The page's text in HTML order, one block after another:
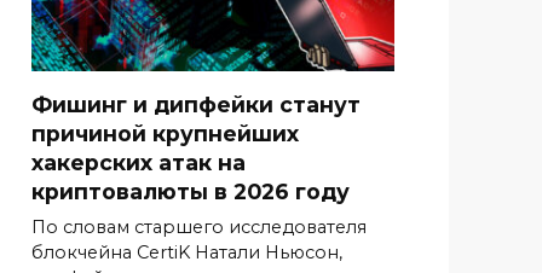
Фишинг и дипфейки станут
причиной крупнейших
хакерских атак на
криптовалюты в 2026 году
По словам старшего исследователя
блокчейна CertiK Натали Ньюсон,